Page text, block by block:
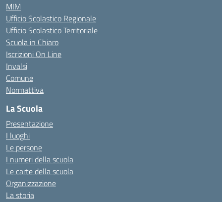
MIM
Ufficio Scolastico Regionale
Ufficio Scolastico Territoriale
Scuola in Chiaro
Iscrizioni On Line
Invalsi
Comune
Normattiva
La Scuola
Presentazione
I luoghi
Le persone
I numeri della scuola
Le carte della scuola
Organizzazione
La storia